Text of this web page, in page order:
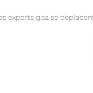
experts gaz se